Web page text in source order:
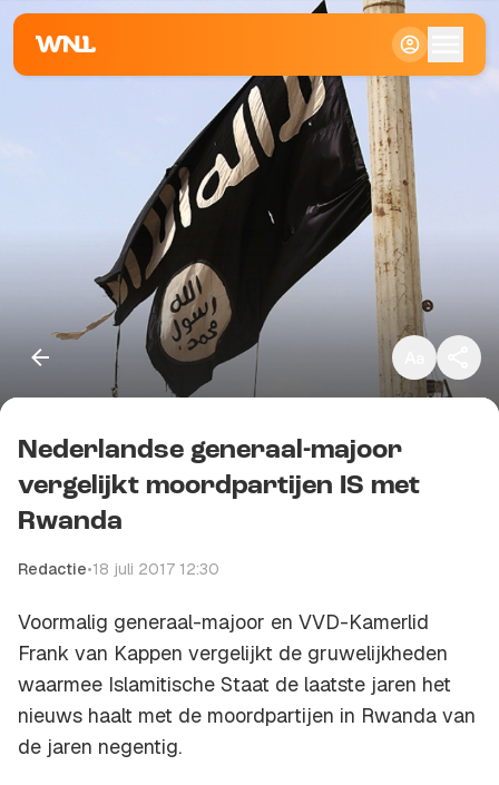
Klein
Standaard
Groot
Kopieer link
Nederlandse generaal-majoor
vergelijkt moordpartijen IS met
Rwanda
Redactie•18 juli 2017 12:30
Voormalig generaal-majoor en VVD-Kamerlid
Frank van Kappen vergelijkt de gruwelijkheden
waarmee Islamitische Staat de laatste jaren het
nieuws haalt met de moordpartijen in Rwanda van
de jaren negentig.